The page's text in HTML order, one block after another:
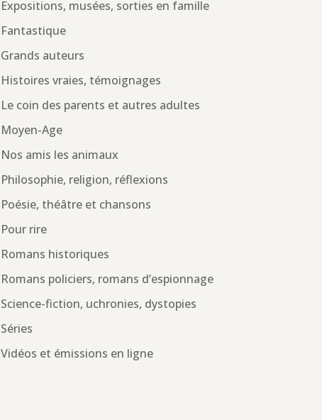
Expositions, musées, sorties en famille
Fantastique
Grands auteurs
Histoires vraies, témoignages
Le coin des parents et autres adultes
Moyen-Age
Nos amis les animaux
Philosophie, religion, réflexions
Poésie, théâtre et chansons
Pour rire
Romans historiques
Romans policiers, romans d’espionnage
Science-fiction, uchronies, dystopies
Séries
Vidéos et émissions en ligne